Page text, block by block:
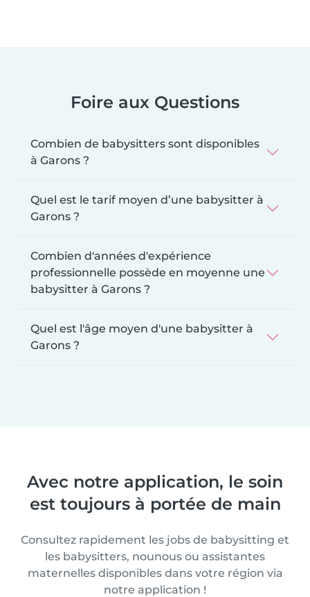
Foire aux Questions
Combien de babysitters sont disponibles
à Garons ?
Quel est le tarif moyen d’une babysitter à
Garons ?
Combien d'années d'expérience
professionnelle possède en moyenne une
babysitter à Garons ?
Quel est l'âge moyen d'une babysitter à
Garons ?
Avec notre application, le soin
est toujours à portée de main
Consultez rapidement les jobs de babysitting et
les babysitters, nounous ou assistantes
maternelles disponibles dans votre région via
notre application !